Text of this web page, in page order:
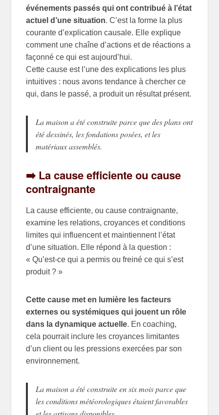
événements passés qui ont contribué à l’état
actuel d’une situation. C’est la forme la plus
courante d’explication causale. Elle explique
comment une chaîne d’actions et de réactions a
façonné ce qui est aujourd’hui.
Cette cause est l’une des explications les plus
intuitives : nous avons tendance à chercher ce
qui, dans le passé, a produit un résultat présent.
La maison a été construite parce que des plans ont
été dessinés, les fondations posées, et les
matériaux assemblés.
➡️ La cause efficiente ou cause
contraignante
La cause efficiente, ou cause contraignante,
examine les relations, croyances et conditions
limites qui influencent et maintiennent l’état
d’une situation. Elle répond à la question :
« Qu’est-ce qui a permis ou freiné ce qui s’est
produit ? »
Cette cause met en lumière les facteurs
externes ou systémiques qui jouent un rôle
dans la dynamique actuelle. En coaching,
cela pourrait inclure les croyances limitantes
d’un client ou les pressions exercées par son
environnement.
La maison a été construite en six mois parce que
les conditions météorologiques étaient favorables